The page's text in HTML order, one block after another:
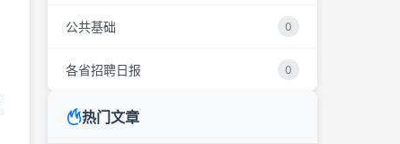
公共基础 0
各省招聘日报 0
热门文章